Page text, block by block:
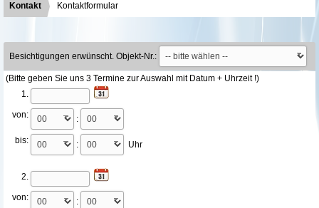
Kontakt Kontaktformular
Besichtigungen erwünscht. Objekt-Nr.:
(Bitte geben Sie uns 3 Termine zur Auswahl mit Datum + Uhrzeit !)
1.
von: :
bis: : Uhr
2.
von: :